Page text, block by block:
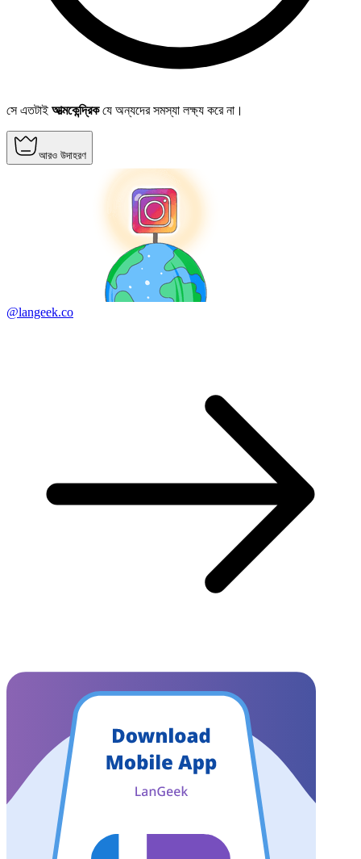
সে এতটাই আত্মকেন্দ্রিকযে অন্যদের সমস্যা লক্ষ্য করে না।
আরও উদাহরণ
@langeek.co